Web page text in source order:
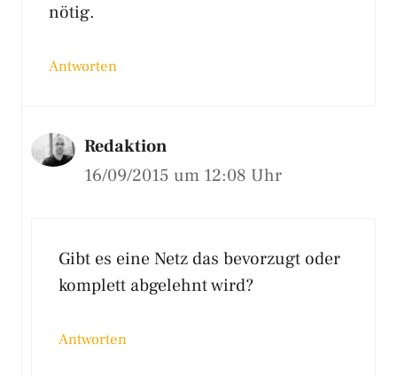
nötig.
Antworten
Redaktion
16/09/2015 um 12:08 Uhr
Gibt es eine Netz das bevorzugt oder
komplett abgelehnt wird?
Antworten